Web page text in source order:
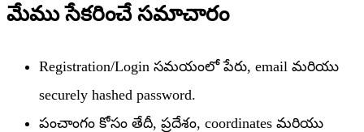
మేము సేకరించే సమాచారం
Registration/Login సమయంలో పేరు, email మరియు
securely hashed password.
పంచాంగం కోసం తేదీ, ప్రదేశం, coordinates మరియు